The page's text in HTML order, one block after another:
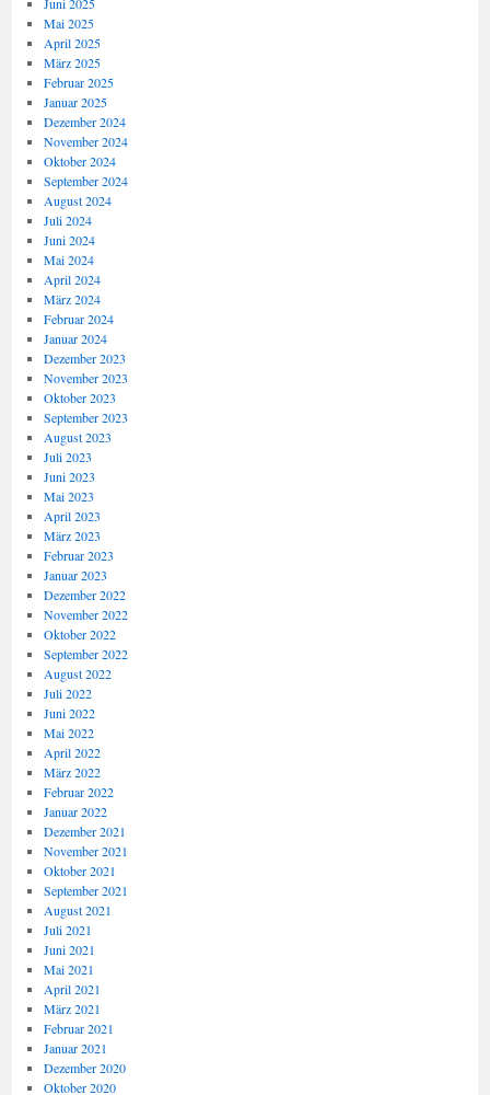
Mai 2025
April 2025
März 2025
Februar 2025
Januar 2025
Dezember 2024
November 2024
Oktober 2024
September 2024
August 2024
Juli 2024
Juni 2024
Mai 2024
April 2024
März 2024
Februar 2024
Januar 2024
Dezember 2023
November 2023
Oktober 2023
September 2023
August 2023
Juli 2023
Juni 2023
Mai 2023
April 2023
März 2023
Februar 2023
Januar 2023
Dezember 2022
November 2022
Oktober 2022
September 2022
August 2022
Juli 2022
Juni 2022
Mai 2022
April 2022
März 2022
Februar 2022
Januar 2022
Dezember 2021
November 2021
Oktober 2021
September 2021
August 2021
Juli 2021
Juni 2021
Mai 2021
April 2021
März 2021
Februar 2021
Januar 2021
Dezember 2020
Oktober 2020